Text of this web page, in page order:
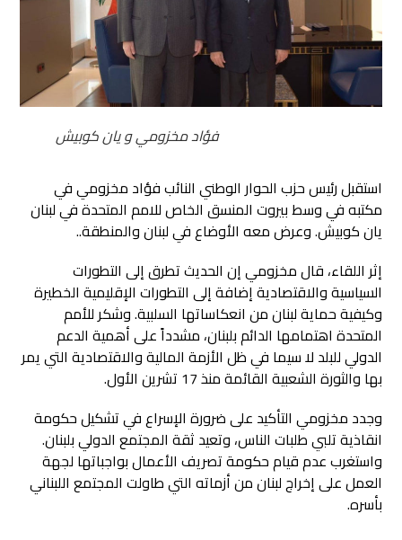
فؤاد مخزومي و يان كوبيش
استقبل رئيس حزب الحوار الوطني النائب فؤاد مخزومي في
مكتبه في وسط بيروت المنسق الخاص للامم المتحدة في لبنان
يان كوبيش. وعرض معه الأوضاع في لبنان والمنطقة..
إثر اللقاء، قال مخزومي إن الحديث تطرق إلى التطورات
السياسية والاقتصادية إضافة إلى التطورات الإقليمية الخطيرة
وكيفية حماية لبنان من انعكاساتها السلبية. وشكر للأمم
المتحدة اهتمامها الدائم بلبنان، مشدداً على أهمية الدعم
الدولي للبلد لا سيما في ظل الأزمة المالية والاقتصادية التي يمر
بها والثورة الشعبية القائمة منذ 17 تشرين الأول.
وجدد مخزومي التأكيد على ضرورة الإسراع في تشكيل حكومة
انقاذية تلبي طلبات الناس، وتعيد ثقة المجتمع الدولي بلبنان.
واستغرب عدم قيام حكومة تصريف الأعمال بواجباتها لجهة
العمل على إخراج لبنان من أزماته التي طاولت المجتمع اللبناني
بأسره.